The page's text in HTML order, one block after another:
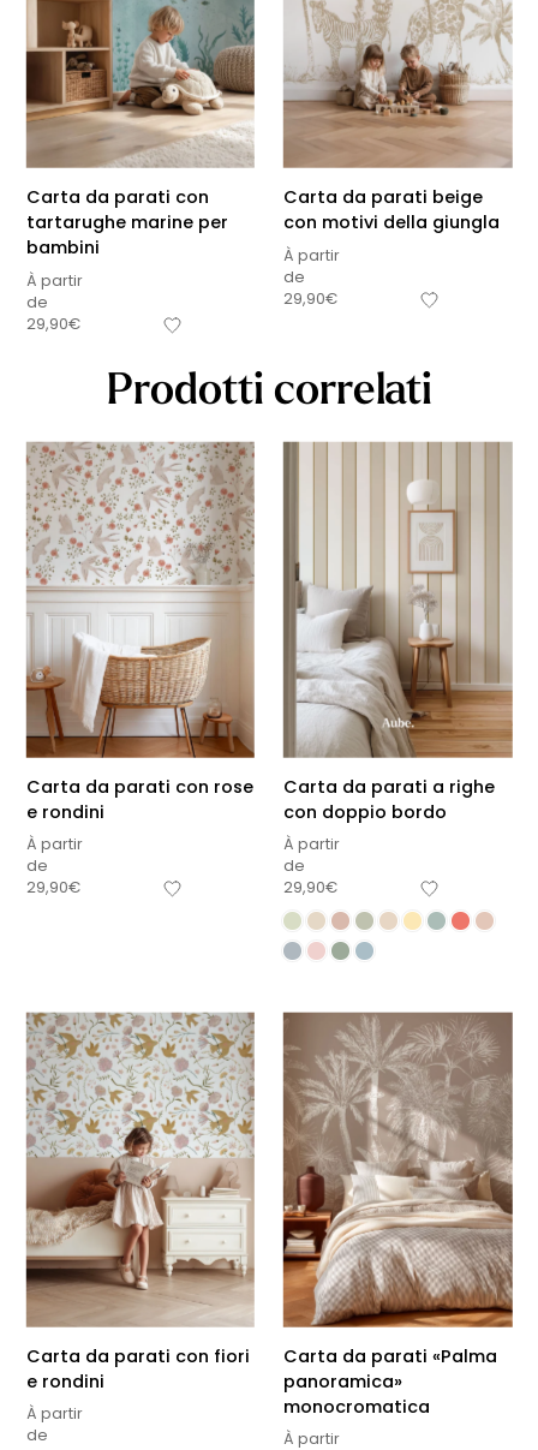
Carta da parati con
tartarughe marine per
bambini
À partir
de
29,90€
Carta da parati beige
con motivi della giungla
À partir
de
29,90€
Prodotti correlati
Carta da parati con rose
e rondini
À partir
de
29,90€
Carta da parati a righe
con doppio bordo
À partir
de
29,90€
Carta da parati con fiori
e rondini
À partir
de
Carta da parati «Palma
panoramica»
monocromatica
À partir